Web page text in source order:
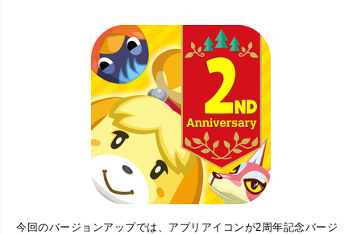
今回のバージョンアップでは、アプリアイコンが2周年記念バージ